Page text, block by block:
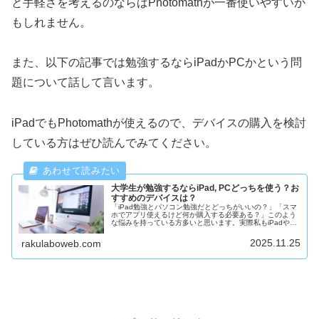
もしれません。
また、以下の記事では勉強するならiPadかPCかという問
題について話して言います。
iPadでもPhotomathが使えるので、デバイスの購入を検討
している方はぜひ読んでみてください。
大学生が勉強するならiPad, PCどっちを使う？お
すすめのデバイスは？
「iPad勉強とパソコン勉強だとどっちがいいの？」「スマ
ホでアプリ使えるけど何か購入する必要ある？」このよう
な悩みを持っている方多いと思います。実際私もiPadやPC
した。結論から言うと、iPad勉強もPC勉強もとても役に立
ちます。なので今日は、ぶっちゃけどっちのデバイスを買
rakulaboweb.com 2025.11.25